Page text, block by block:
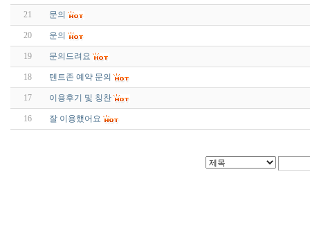
21 문의
20 운의
19 문의드려요
18 텐트존 예약 문의
17 이용후기 및 칭찬
16 잘 이용했어요